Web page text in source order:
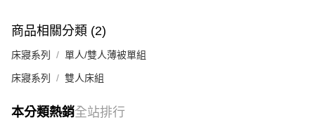
商品相關分類 (2)
床寢系列 單人/雙人薄被單組
床寢系列 雙人床組
本分類熱銷全站排行